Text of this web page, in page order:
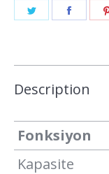
Share
Share
Description
Fonksiyon
Kapasite